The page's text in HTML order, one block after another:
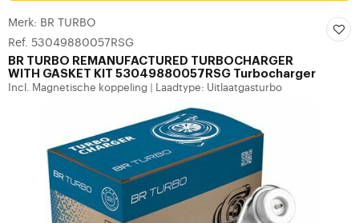
Merk: BR TURBO
Ref. 53049880057RSG
BR TURBO REMANUFACTURED TURBOCHARGER
WITH GASKET KIT 53049880057RSG Turbocharger
Incl. Magnetische koppeling Laadtype: Uitlaatgasturbo